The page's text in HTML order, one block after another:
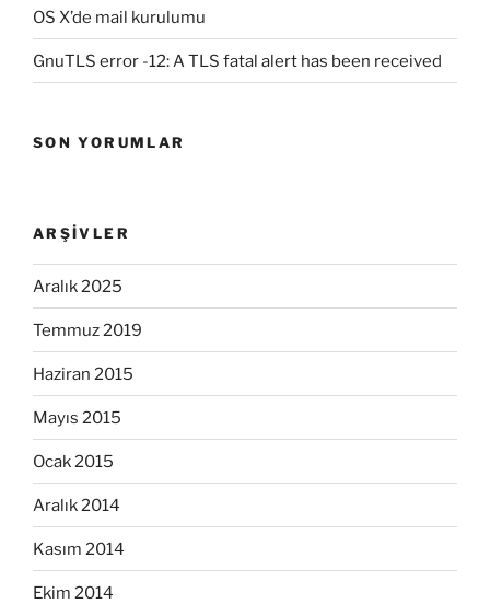
OS X’de mail kurulumu
GnuTLS error -12: A TLS fatal alert has been received
SON YORUMLAR
ARŞIVLER
Aralık 2025
Temmuz 2019
Haziran 2015
Mayıs 2015
Ocak 2015
Aralık 2014
Kasım 2014
Ekim 2014